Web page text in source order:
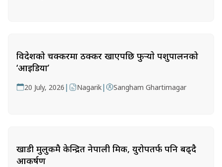
विदेशको चक्करमा ठक्कर खाएपछि फुर्‍याे पशुपालनको
‘आइडिया’
20 July, 2026 | Nagarik| Sangham Ghartimagar
खाडी मुलुकमै केन्द्रित नेपाली श्रमिक, युरोपतर्फ पनि बढ्दै
आकर्षण